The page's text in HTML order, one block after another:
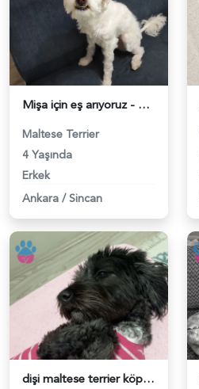
Mişa için eş arıyoruz - 118983473
Maltese Terrier
4 Yaşında
Erkek
Ankara / Sincan
dişi maltese terrier köpeğim için erkek eş arıyorum - 118983127